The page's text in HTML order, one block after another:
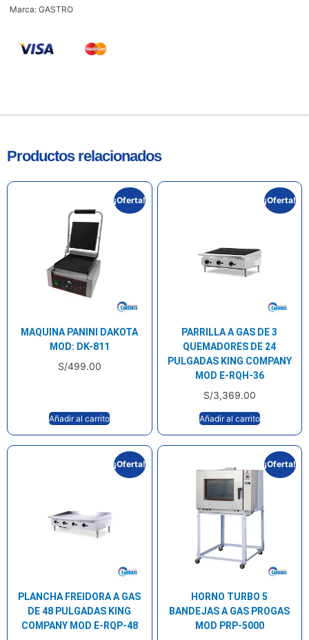
Marca: GASTRO
Productos relacionados
¡Oferta!
MAQUINA PANINI DAKOTA
MOD: DK-811
S/499.00
Añadir al carrito
¡Oferta!
PARRILLA A GAS DE 3
QUEMADORES DE 24
PULGADAS KING COMPANY
MOD E-RQH-36
S/3,369.00
Añadir al carrito
¡Oferta!
PLANCHA FREIDORA A GAS
DE 48 PULGADAS KING
COMPANY MOD E-RQP-48
¡Oferta!
HORNO TURBO 5
BANDEJAS A GAS PROGAS
MOD PRP-5000